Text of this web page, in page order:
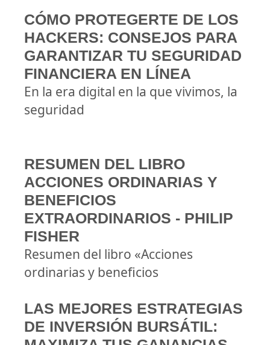
CÓMO PROTEGERTE DE LOS
HACKERS: CONSEJOS PARA
GARANTIZAR TU SEGURIDAD
FINANCIERA EN LÍNEA
En la era digital en la que vivimos, la
seguridad
RESUMEN DEL LIBRO
ACCIONES ORDINARIAS Y
BENEFICIOS
EXTRAORDINARIOS - PHILIP
FISHER
Resumen del libro «Acciones
ordinarias y beneficios
LAS MEJORES ESTRATEGIAS
DE INVERSIÓN BURSÁTIL: